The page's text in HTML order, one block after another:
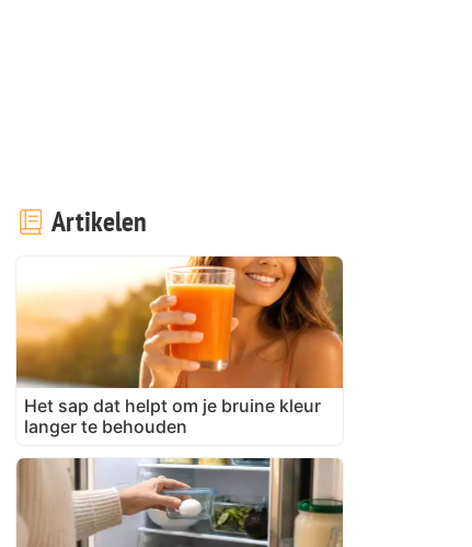
Artikelen
Het sap dat helpt om je bruine kleur
langer te behouden